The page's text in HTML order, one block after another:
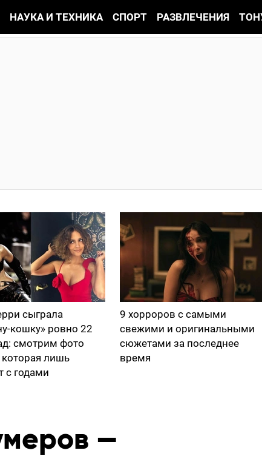
НАУКА И ТЕХНИКА СПОРТ РАЗВЛЕЧЕНИЯ
сыграла
кошку» ровно 22
смотрим фото
которая лишь
с годами
9 хорроров с самыми
свежими и оригинальными
сюжетами за последнее
время
—